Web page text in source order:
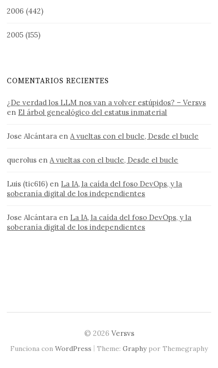
2006 (442)
2005 (155)
COMENTARIOS RECIENTES
¿De verdad los LLM nos van a volver estúpidos? – Versvs
en El árbol genealógico del estatus inmaterial
Jose Alcántara enA vueltas con el bucle, Desde el bucle
querolus enA vueltas con el bucle, Desde el bucle
Luis (tic616) en La IA, la caída del foso DevOps, y la
soberanía digital de los independientes
Jose Alcántara en La IA, la caída del foso DevOps, y la
soberanía digital de los independientes
© 2026 Versvs
Funciona con WordPress | Theme: Graphypor Themegraphy